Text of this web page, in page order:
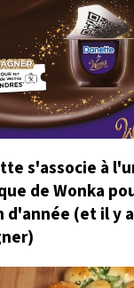
s'associe à
de Wonka
d'année (et il y